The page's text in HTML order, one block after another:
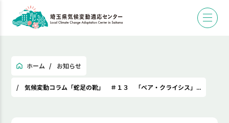
ホーム お知らせ
気候変動コラム「蛇足の靴」 ＃１３ 「ベア・クライシス」...